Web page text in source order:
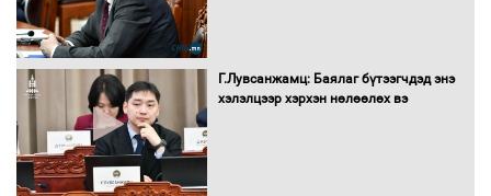
Монгол Улс “COP17”-д “Тал хээрийн
төлөвлөгөө”-гөө танилцуулна
Г.Лувсанжамц: Баялаг бүтээгчдэд энэ
хэлэлцээр хэрхэн нөлөөлөх вэ